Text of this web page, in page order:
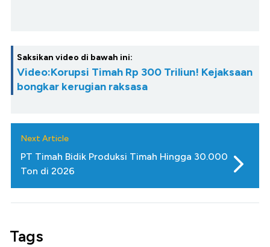
Saksikan video di bawah ini:
Video:Korupsi Timah Rp 300 Triliun! Kejaksaan
bongkar kerugian raksasa
Next Article
PT Timah Bidik Produksi Timah Hingga 30.000
Ton di 2026
Tags